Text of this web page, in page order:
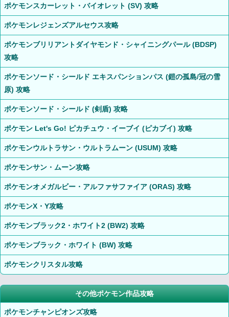
ポケモンスカーレット・バイオレット (SV) 攻略
ポケモンレジェンズアルセウス攻略
ポケモンブリリアントダイヤモンド・シャイニングパール (BDSP)
攻略
ポケモンソード・シールド エキスパンションパス (鎧の孤島/冠の雪
原) 攻略
ポケモンソード・シールド (剣盾) 攻略
ポケモン Let's Go! ピカチュウ・イーブイ (ピカブイ) 攻略
ポケモンウルトラサン・ウルトラムーン (USUM) 攻略
ポケモンサン・ムーン攻略
ポケモンオメガルビー・アルファサファイア (ORAS) 攻略
ポケモンX・Y攻略
ポケモンブラック2・ホワイト2 (BW2) 攻略
ポケモンブラック・ホワイト (BW) 攻略
ポケモンクリスタル攻略
その他ポケモン作品攻略
ポケモンチャンピオンズ攻略